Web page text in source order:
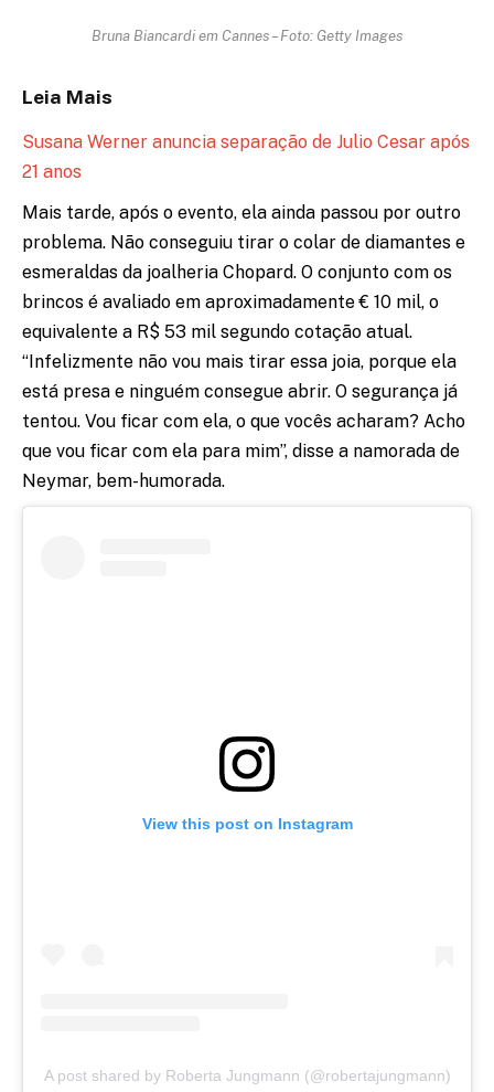
Bruna Biancardi em Cannes – Foto: Getty Images
Leia Mais
Susana Werner anuncia separação de Julio Cesar após
21 anos
Mais tarde, após o evento, ela ainda passou por outro
problema. Não conseguiu tirar o colar de diamantes e
esmeraldas da joalheria Chopard. O conjunto com os
brincos é avaliado em aproximadamente € 10 mil, o
equivalente a R$ 53 mil segundo cotação atual.
“Infelizmente não vou mais tirar essa joia, porque ela
está presa e ninguém consegue abrir. O segurança já
tentou. Vou ficar com ela, o que vocês acharam? Acho
que vou ficar com ela para mim”, disse a namorada de
Neymar, bem-humorada.
View this post on Instagram
A post shared by Roberta Jungmann (@robertajungmann)